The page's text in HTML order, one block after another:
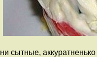
аккуратненько